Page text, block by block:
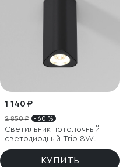
1 140 ₽
2 850 ₽ - 60 %
Светильник потолочный
светодиодный Trio 8W
3000K черный
КУПИТЬ